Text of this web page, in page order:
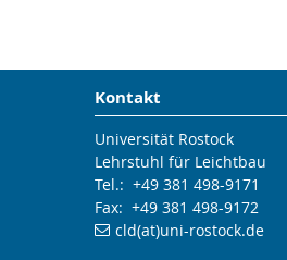
Kontakt
Universität Rostock
Lehrstuhl für Leichtbau
Tel.: +49 381 498-9171
Fax: +49 381 498-9172
cld(at)uni-rostock.de